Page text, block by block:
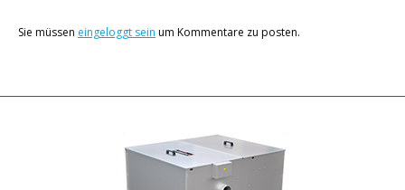
Sie müssen eingeloggt sein um Kommentare zu posten.